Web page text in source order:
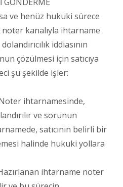
ve henüz hukuki sürece
noter kanalıyla ihtarname
iddiasının
çözülmesi için satıcıya
şu şekilde işler:
ihtarnamesinde,
ve sorunun
satıcının belirli bir
halinde hukuki yollara
ihtarname noter